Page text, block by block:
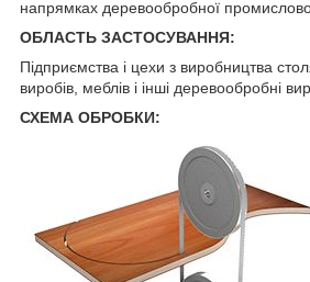
напрямках деревообробної
ОБЛАСТЬ ЗАСТОСУВАННЯ:
Підприємства і цехи з виробництва
виробів, меблів і інші деревообробні
СХЕМА ОБРОБКИ: